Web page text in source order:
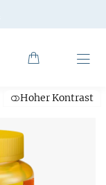
Hoher Kontrast